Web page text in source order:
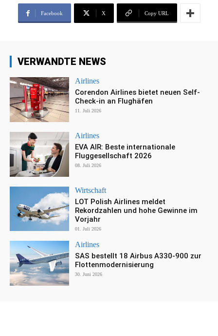
Facebook X Copy URL
VERWANDTE NEWS
Airlines
Corendon Airlines bietet neuen Self-
Check-in an Flughäfen
11. Juli 2026
Airlines
EVA AIR: Beste internationale
Fluggesellschaft 2026
08. Juli 2026
Wirtschaft
LOT Polish Airlines meldet
Rekordzahlen und hohe Gewinne im
Vorjahr
01. Juli 2026
Airlines
SAS bestellt 18 Airbus A330-900 zur
Flottenmodernisierung
30. Juni 2026